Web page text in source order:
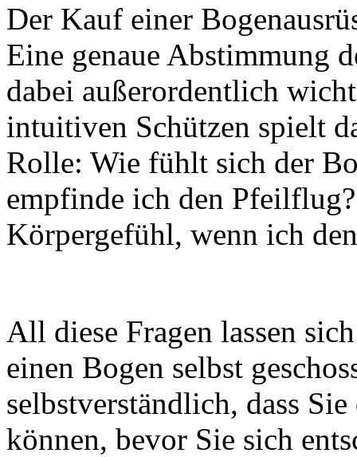
Der Kauf einer
Eine genaue Abstimmung
dabei außerordentlich
intuitiven Schützen spielt
Rolle: Wie fühlt sich der
empfinde ich den
Körpergefühl, wenn ich
All diese Fragen lassen
einen Bogen selbst
selbstverständlich, dass
können, bevor Sie sich